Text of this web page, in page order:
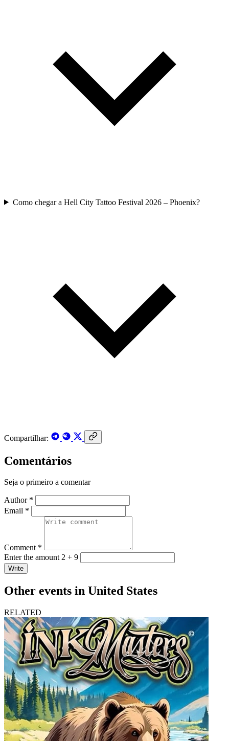
Como chegar a Hell City Tattoo Festival 2026 – Phoenix?
Compartilhar:
Comentários
Seja o primeiro a comentar
Author *
Email *
Comment *
Enter the amount 2 + 9
Write
Other events in United States
RELATED